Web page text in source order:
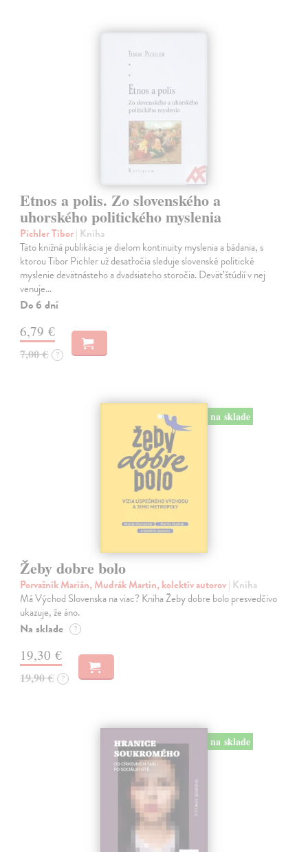
Etnos a polis. Zo slovenského a
uhorského politického myslenia
Pichler Tibor| Kniha
Táto knižná publikácia je dielom kontinuity myslenia a bádania, s
ktorou Tibor Pichler už desaťročia sleduje slovenské politické
myslenie devätnásteho a dvadsiateho storočia. Deväť štúdií v nej
venuje…
Do 6 dní
6,79 €
7,00 € ?
na sklade
Žeby dobre bolo
Porvažník Marián, Mudrák Martin, kolektív autorov| Kniha
Má Východ Slovenska na viac? Kniha Žeby dobre bolo presvedčivo
ukazuje, že áno.
Na sklade ?
19,30 €
19,90 € ?
na sklade